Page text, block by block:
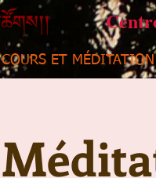
COURS ET